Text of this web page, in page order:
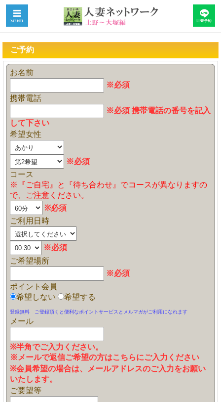
ご予約
お名前
※必須
携帯電話
※必須 携帯電話の番号を記入
して下さい
希望女性
※必須
コース
※『ご自宅』と『待ち合わせ』でコースが異なりますの
で、ご注意ください。
※必須
ご利用日時
※必須
ご希望場所
※必須
ポイント会員
希望しない
希望する
登録無料 ご登録頂くと便利なポイントサービスとメルマガがご利用になれます
メール
※半角でご入力ください。
※メールで返信ご希望の方はこちらにご入力ください
※会員希望の場合は、メールアドレスのご入力をお願い
いたします。
ご要望等